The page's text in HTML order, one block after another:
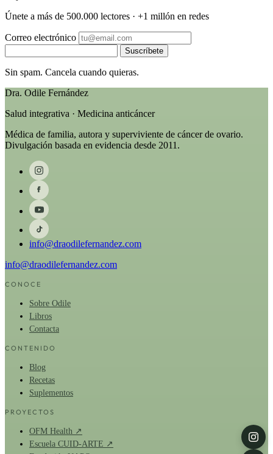
Únete a más de 500.000 lectores · +1 millón en redes
Correo electrónico
Suscríbete
Sin spam. Cancela cuando quieras.
Dra. Odile Fernández
Salud integrativa · Medicina anticáncer
Médica de familia, autora y superviviente de cáncer de ovario.
Divulgación basada en evidencia desde 2011.
info@draodilefernandez.com
info@draodilefernandez.com
CONOCE
Sobre Odile
Libros
Contacta
CONTENIDO
Blog
Recetas
Suplementos
PROYECTOS
OFM Health ↗
Escuela CUID-ARTE ↗